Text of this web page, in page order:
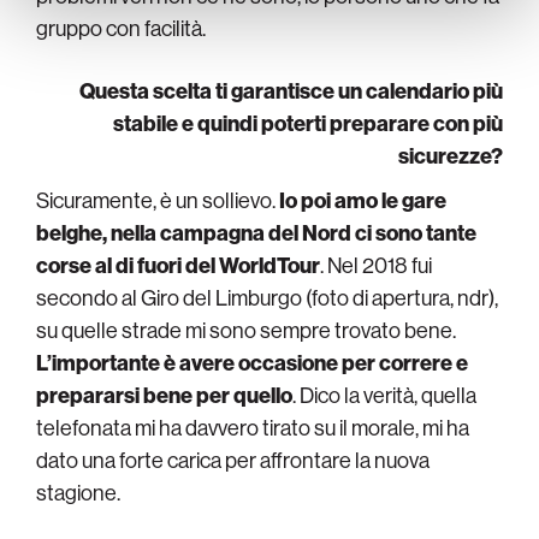
gruppo con facilità.
Questa scelta ti garantisce un calendario più
stabile e quindi poterti preparare con più
sicurezze?
Sicuramente, è un sollievo.Io poi amo le gare
belghe, nella campagna del Nord ci sono tante
corse al di fuori del WorldTour. Nel 2018 fui
secondo al Giro del Limburgo (foto di apertura, ndr),
su quelle strade mi sono sempre trovato bene.
L’importante è avere occasione per correre e
prepararsi bene per quello. Dico la verità, quella
telefonata mi ha davvero tirato su il morale, mi ha
dato una forte carica per affrontare la nuova
stagione.